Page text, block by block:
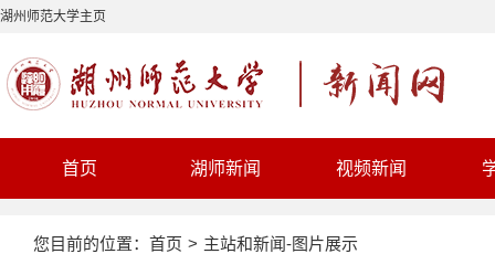
湖州师范大学主页
首页 湖师新闻 视频新闻
您目前的位置： 首页 > 主站和新闻-图片展示